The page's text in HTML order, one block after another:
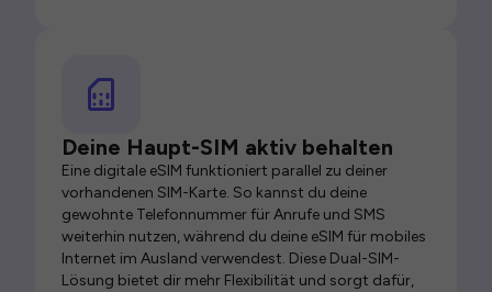
Deine Haupt-SIM aktiv behalten
Eine digitale eSIM funktioniert parallel zu deiner
vorhandenen SIM-Karte. So kannst du deine
gewohnte Telefonnummer für Anrufe und SMS
weiterhin nutzen, während du deine eSIM für mobiles
Internet im Ausland verwendest. Diese Dual-SIM-
Lösung bietet dir mehr Flexibilität und sorgt dafür,